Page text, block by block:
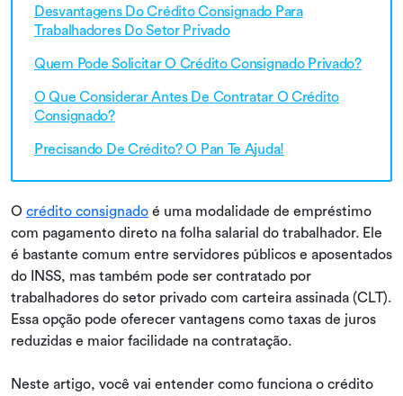
Desvantagens Do Crédito Consignado Para
Trabalhadores Do Setor Privado
Quem Pode Solicitar O Crédito Consignado Privado?
O Que Considerar Antes De Contratar O Crédito
Consignado?
Precisando De Crédito? O Pan Te Ajuda!
O crédito consignado é uma modalidade de empréstimo
com pagamento direto na folha salarial do trabalhador. Ele
é bastante comum entre servidores públicos e aposentados
do INSS, mas também pode ser contratado por
trabalhadores do setor privado com carteira assinada (CLT).
Essa opção pode oferecer vantagens como taxas de juros
reduzidas e maior facilidade na contratação.
Neste artigo, você vai entender como funciona o crédito